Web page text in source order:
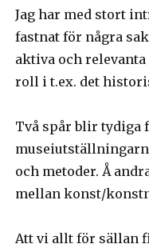
Jag har med stort
fastnat för några
aktiva och
roll i t.ex. det
Två spår blir tydiga
och metoder. Å
mellan konst/
Att vi allt för sällan